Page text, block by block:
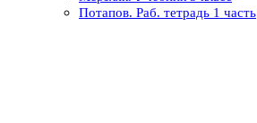
Потапов. Раб. тетрадь 1 часть